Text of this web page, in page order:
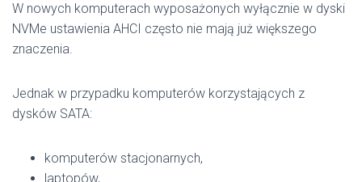
W nowych komputerach wyposażonych wyłącznie w dyski
NVMe ustawienia AHCI często nie mają już większego
znaczenia.
Jednak w przypadku komputerów korzystających z
dysków SATA:
komputerów stacjonarnych,
laptopów,